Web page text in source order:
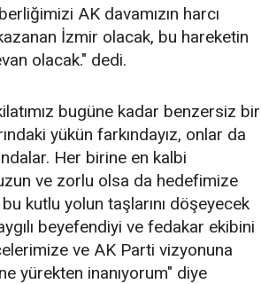
AK davamızın harcı
İzmir olacak, bu hareketin
olacak." dedi.
bugüne kadar benzersiz bir
yükün farkındayız, onlar da
Her birine en kalbi
ve zorlu olsa da hedefimize
kutlu yolun taşlarını döşeyecek
beyefendiyi ve fedakar ekibini
ve AK Parti vizyonuna
yürekten inanıyorum" diye